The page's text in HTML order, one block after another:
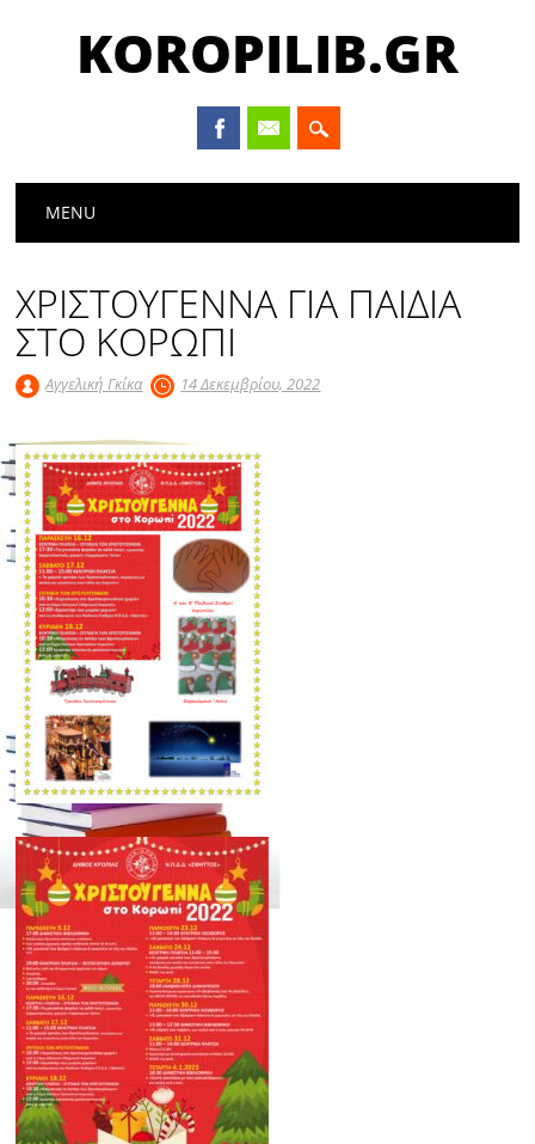
KOROPILIB.GR
Main menu
MENU
ΧΡΙΣΤΟΥΓΕΝΝΑ ΓΙΑ ΠΑΙΔΙΑ
ΣΤΟ ΚΟΡΩΠΙ
Αγγελική Γκίκα 14 Δεκεμβρίου, 2022